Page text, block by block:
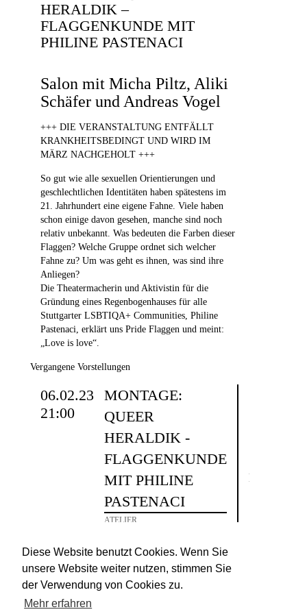
Diese Website benutzt Cookies. Wenn Sie
unsere Website weiter nutzen, stimmen Sie
der Verwendung von Cookies zu.
Mehr erfahren
HERALDIK –
FLAGGENKUNDE MIT
PHILINE PASTENACI
Salon mit Micha Piltz, Aliki
Schäfer und Andreas Vogel
+++ DIE VERANSTALTUNG ENTFÄLLT
KRANKHEITSBEDINGT UND WIRD IM
MÄRZ NACHGEHOLT +++
So gut wie alle sexuellen Orientierungen und
geschlechtlichen Identitäten haben spätestens im
21. Jahrhundert eine eigene Fahne. Viele haben
schon einige davon gesehen, manche sind noch
relativ unbekannt. Was bedeuten die Farben dieser
Flaggen? Welche Gruppe ordnet sich welcher
Fahne zu? Um was geht es ihnen, was sind ihre
Anliegen?
Die Theatermacherin und Aktivistin für die
Gründung eines Regenbogenhauses für alle
Stuttgarter LSBTIQA+ Communities, Philine
Pastenaci, erklärt uns Pride Flaggen und meint:
„Love is love“.
Vergangene Vorstellungen
06.02.23
21:00
MONTAGE:
QUEER
HERALDIK -
FLAGGENKUNDE
MIT PHILINE
PASTENACI
ATELIER
Schäfer und Andreas Vogel